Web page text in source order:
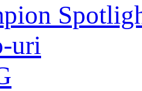
uri